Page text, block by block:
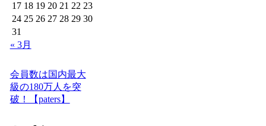
17 18 19 20 21 22 23
24 25 26 27 28 29 30
31
« 3月
会員数は国内最大
級の180万人を突
破！【paters】